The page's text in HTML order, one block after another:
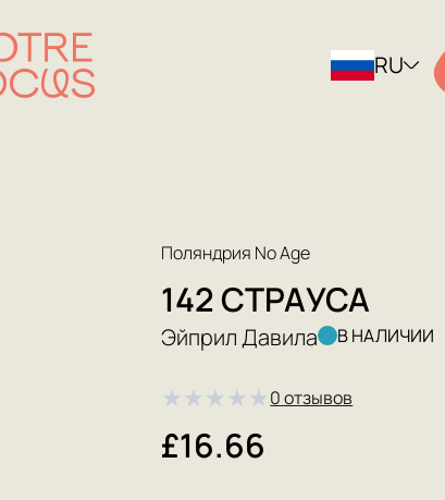
RU
Поляндрия No Age
142 СТРАУСА
Эйприл Давила В НАЛИЧИИ
★★★★★0 отзывов
£16.66